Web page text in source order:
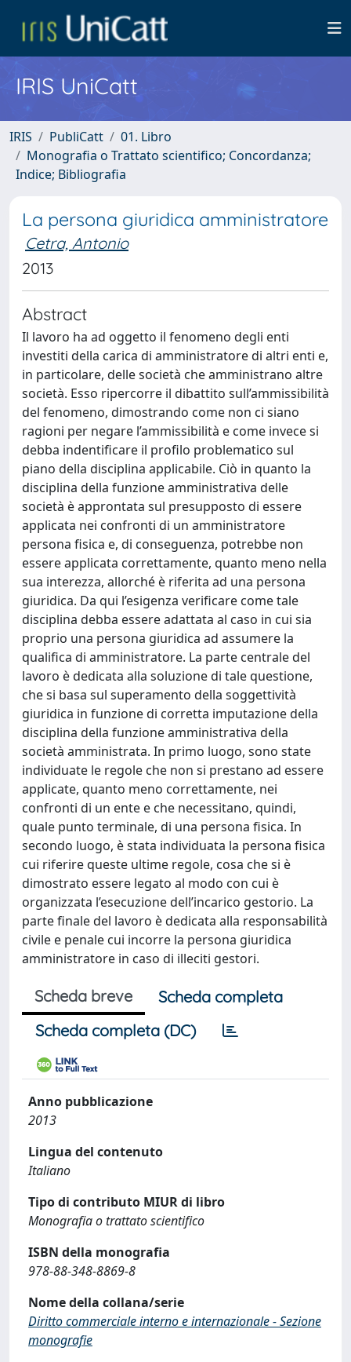
IRIS UniCatt
IRIS PubliCatt
01. Libro
Monografia o Trattato scientifico; Concordanza;
Indice; Bibliografia
La persona giuridica amministratore
Cetra, Antonio
2013
Abstract
Il lavoro ha ad oggetto il fenomeno degli enti
investiti della carica di amministratore di altri enti e,
in particolare, delle società che amministrano altre
società. Esso ripercorre il dibattito sull’ammissibilità
del fenomeno, dimostrando come non ci siano
ragioni per negare l’ammissibilità e come invece si
debba indentificare il profilo problematico sul
piano della disciplina applicabile. Ciò in quanto la
disciplina della funzione amministrativa delle
società è approntata sul presupposto di essere
applicata nei confronti di un amministratore
persona fisica e, di conseguenza, potrebbe non
essere applicata correttamente, quanto meno nella
sua interezza, allorché è riferita ad una persona
giuridica. Da qui l’esigenza verificare come tale
disciplina debba essere adattata al caso in cui sia
proprio una persona giuridica ad assumere la
qualifica di amministratore. La parte centrale del
lavoro è dedicata alla soluzione di tale questione,
che si basa sul superamento della soggettività
giuridica in funzione di corretta imputazione della
disciplina della funzione amministrativa della
società amministrata. In primo luogo, sono state
individuate le regole che non si prestano ad essere
applicate, quanto meno correttamente, nei
confronti di un ente e che necessitano, quindi,
quale punto terminale, di una persona fisica. In
secondo luogo, è stata individuata la persona fisica
cui riferire queste ultime regole, cosa che si è
dimostrato essere legato al modo con cui è
organizzata l’esecuzione dell’incarico gestorio. La
parte finale del lavoro è dedicata alla responsabilità
civile e penale cui incorre la persona giuridica
amministratore in caso di illeciti gestori.
Scheda breve
Scheda completa
Scheda completa (DC)
Anno pubblicazione
2013
Lingua del contenuto
Italiano
Tipo di contributo MIUR di libro
Monografia o trattato scientifico
ISBN della monografia
978-88-348-8869-8
Nome della collana/serie
Diritto commerciale interno e internazionale - Sezione
monografie